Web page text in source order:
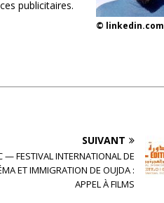
© linkedin.com
publicitaires.
SUIVANT
— FESTIVAL INTERNATIONAL DE
ET IMMIGRATION DE OUJDA :
APPEL À FILMS